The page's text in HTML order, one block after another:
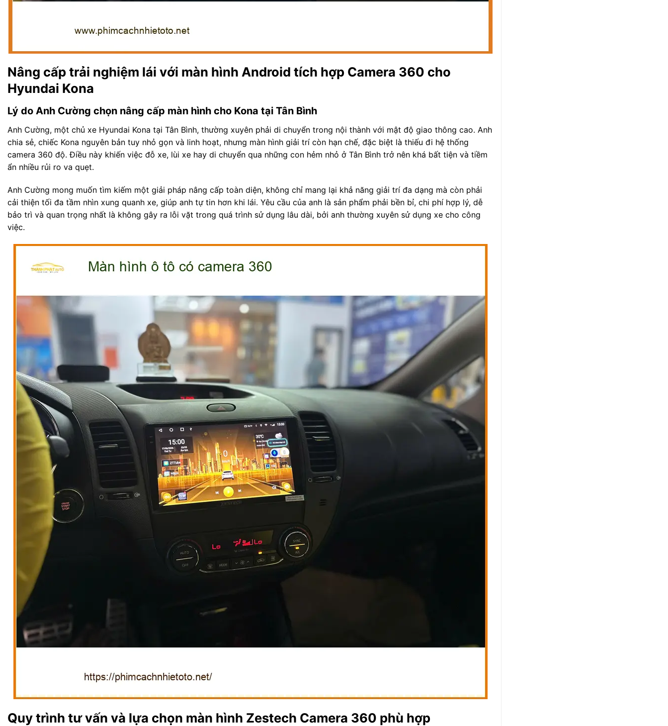
Nâng cấp trải nghiệm lái với màn hình Android tích hợp Camera 360 cho
Hyundai Kona
Lý do Anh Cường chọn nâng cấp màn hình cho Kona tại Tân Bình
Anh Cường, một chủ xe Hyundai Kona tại Tân Bình, thường xuyên phải di chuyển trong nội thành với mật độ giao thông cao. Anh
chia sẻ, chiếc Kona nguyên bản tuy nhỏ gọn và linh hoạt, nhưng màn hình giải trí còn hạn chế, đặc biệt là thiếu đi hệ thống
camera 360 độ. Điều này khiến việc đỗ xe, lùi xe hay di chuyển qua những con hẻm nhỏ ở Tân Bình trở nên khá bất tiện và tiềm
ẩn nhiều rủi ro va quẹt.
Anh Cường mong muốn tìm kiếm một giải pháp nâng cấp toàn diện, không chỉ mang lại khả năng giải trí đa dạng mà còn phải
cải thiện tối đa tầm nhìn xung quanh xe, giúp anh tự tin hơn khi lái. Yêu cầu của anh là sản phẩm phải bền bỉ, chi phí hợp lý, dễ
bảo trì và quan trọng nhất là không gây ra lỗi vặt trong quá trình sử dụng lâu dài, bởi anh thường xuyên sử dụng xe cho công
việc.
Quy trình tư vấn và lựa chọn màn hình Zestech Camera 360 phù hợp